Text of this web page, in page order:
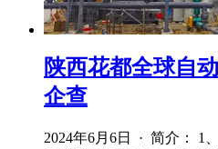
陕西花都全球自
企查
2024年6月6日 · 简介： 1